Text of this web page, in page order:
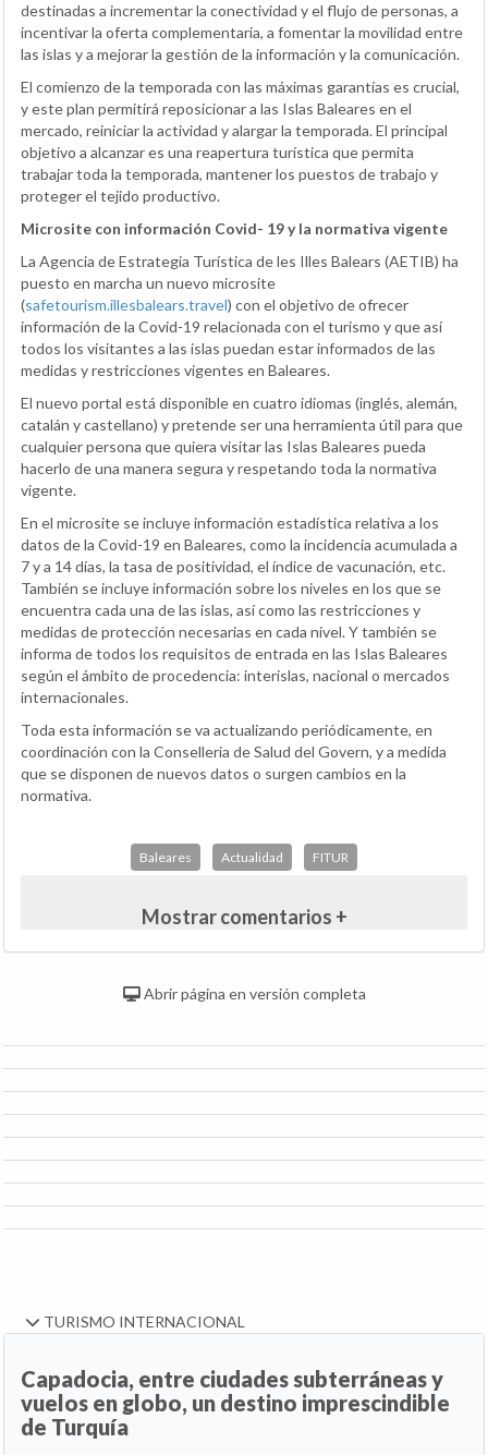
destinadas a incrementar la conectividad y el flujo de personas, a
incentivar la oferta complementaria, a fomentar la movilidad entre
las islas y a mejorar la gestión de la información y la comunicación.
El comienzo de la temporada con las máximas garantías es crucial,
y este plan permitirá reposicionar a las Islas Baleares en el
mercado, reiniciar la actividad y alargar la temporada. El principal
objetivo a alcanzar es una reapertura turística que permita
trabajar toda la temporada, mantener los puestos de trabajo y
proteger el tejido productivo.
Microsite con información Covid- 19 y la normativa vigente
La Agencia de Estrategia Turística de les Illes Balears (AETIB) ha
puesto en marcha un nuevo microsite
(safetourism.illesbalears.travel) con el objetivo de ofrecer
información de la Covid-19 relacionada con el turismo y que así
todos los visitantes a las islas puedan estar informados de las
medidas y restricciones vigentes en Baleares.
El nuevo portal está disponible en cuatro idiomas (inglés, alemán,
catalán y castellano) y pretende ser una herramienta útil para que
cualquier persona que quiera visitar las Islas Baleares pueda
hacerlo de una manera segura y respetando toda la normativa
vigente.
En el microsite se incluye información estadística relativa a los
datos de la Covid-19 en Baleares, como la incidencia acumulada a
7 y a 14 días, la tasa de positividad, el índice de vacunación, etc.
También se incluye información sobre los niveles en los que se
encuentra cada una de las islas, así como las restricciones y
medidas de protección necesarias en cada nivel. Y también se
informa de todos los requisitos de entrada en las Islas Baleares
según el ámbito de procedencia: interislas, nacional o mercados
internacionales.
Toda esta información se va actualizando periódicamente, en
coordinación con la Conselleria de Salud del Govern, y a medida
que se disponen de nuevos datos o surgen cambios en la
normativa.
Baleares Actualidad FITUR
Mostrar comentarios +
Abrir página en versión completa
TURISMO INTERNACIONAL
Capadocia, entre ciudades subterráneas y
vuelos en globo, un destino imprescindible
de Turquía